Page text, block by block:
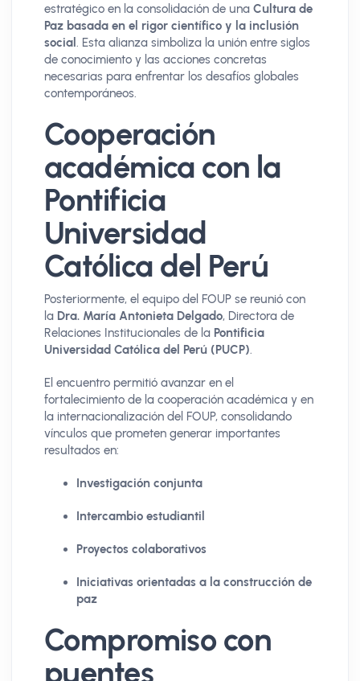
estratégico en la consolidación de una Cultura de
Paz basada en el rigor científico y la inclusión
social . Esta alianza simboliza la unión entre siglos
de conocimiento y las acciones concretas
necesarias para enfrentar los desafíos globales
contemporáneos.
Cooperación
académica con la
Pontificia
Universidad
Católica del Perú
Posteriormente, el equipo del FOUP se reunió con
la Dra. María Antonieta Delgado, Directora de
Relaciones Institucionales de la Pontificia
Universidad Católica del Perú (PUCP).
El encuentro permitió avanzar en el
fortalecimiento de la cooperación académica y en
la internacionalización del FOUP, consolidando
vínculos que prometen generar importantes
resultados en:
Investigación conjunta
Intercambio estudiantil
Proyectos colaborativos
Iniciativas orientadas a la construcción de
paz
Compromiso con
puentes